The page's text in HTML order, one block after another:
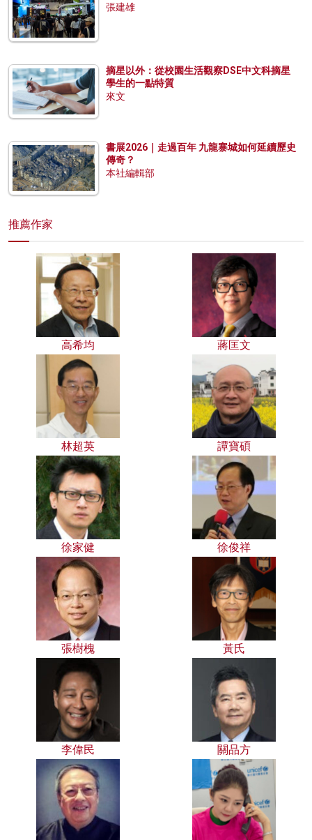
張建雄
摘星以外：從校園生活觀察DSE中文科摘星
學生的一點特質
來文
書展2026｜走過百年 九龍寨城如何延續歷史
傳奇？
本社編輯部
推薦作家
高希均 蔣匡文
林超英 譚寶碩
徐家健 徐俊祥
張樹槐 黃氏
李偉民 關品方